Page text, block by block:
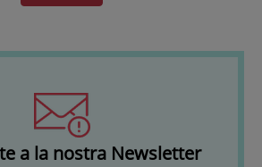
a la nostra Newsletter